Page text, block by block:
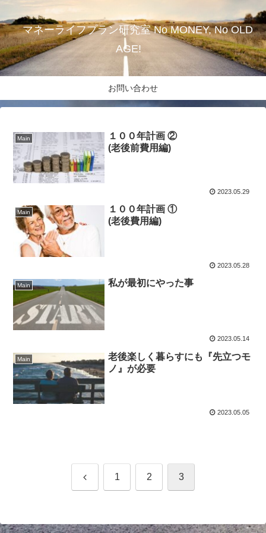
マネーライフプラン研究室 No MONEY, No OLD
AGE!
お問い合わせ
Main
１００年計画 ②
(老後前費用編)
2023.05.29
Main
１００年計画 ①
(老後費用編)
2023.05.28
Main 私が最初にやった事
2023.05.14
Main
老後楽しく暮らすにも『先立つモ
ノ』が必要
2023.05.05
前 1 2 3